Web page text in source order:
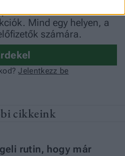
cikkeink
rutin, hogy már